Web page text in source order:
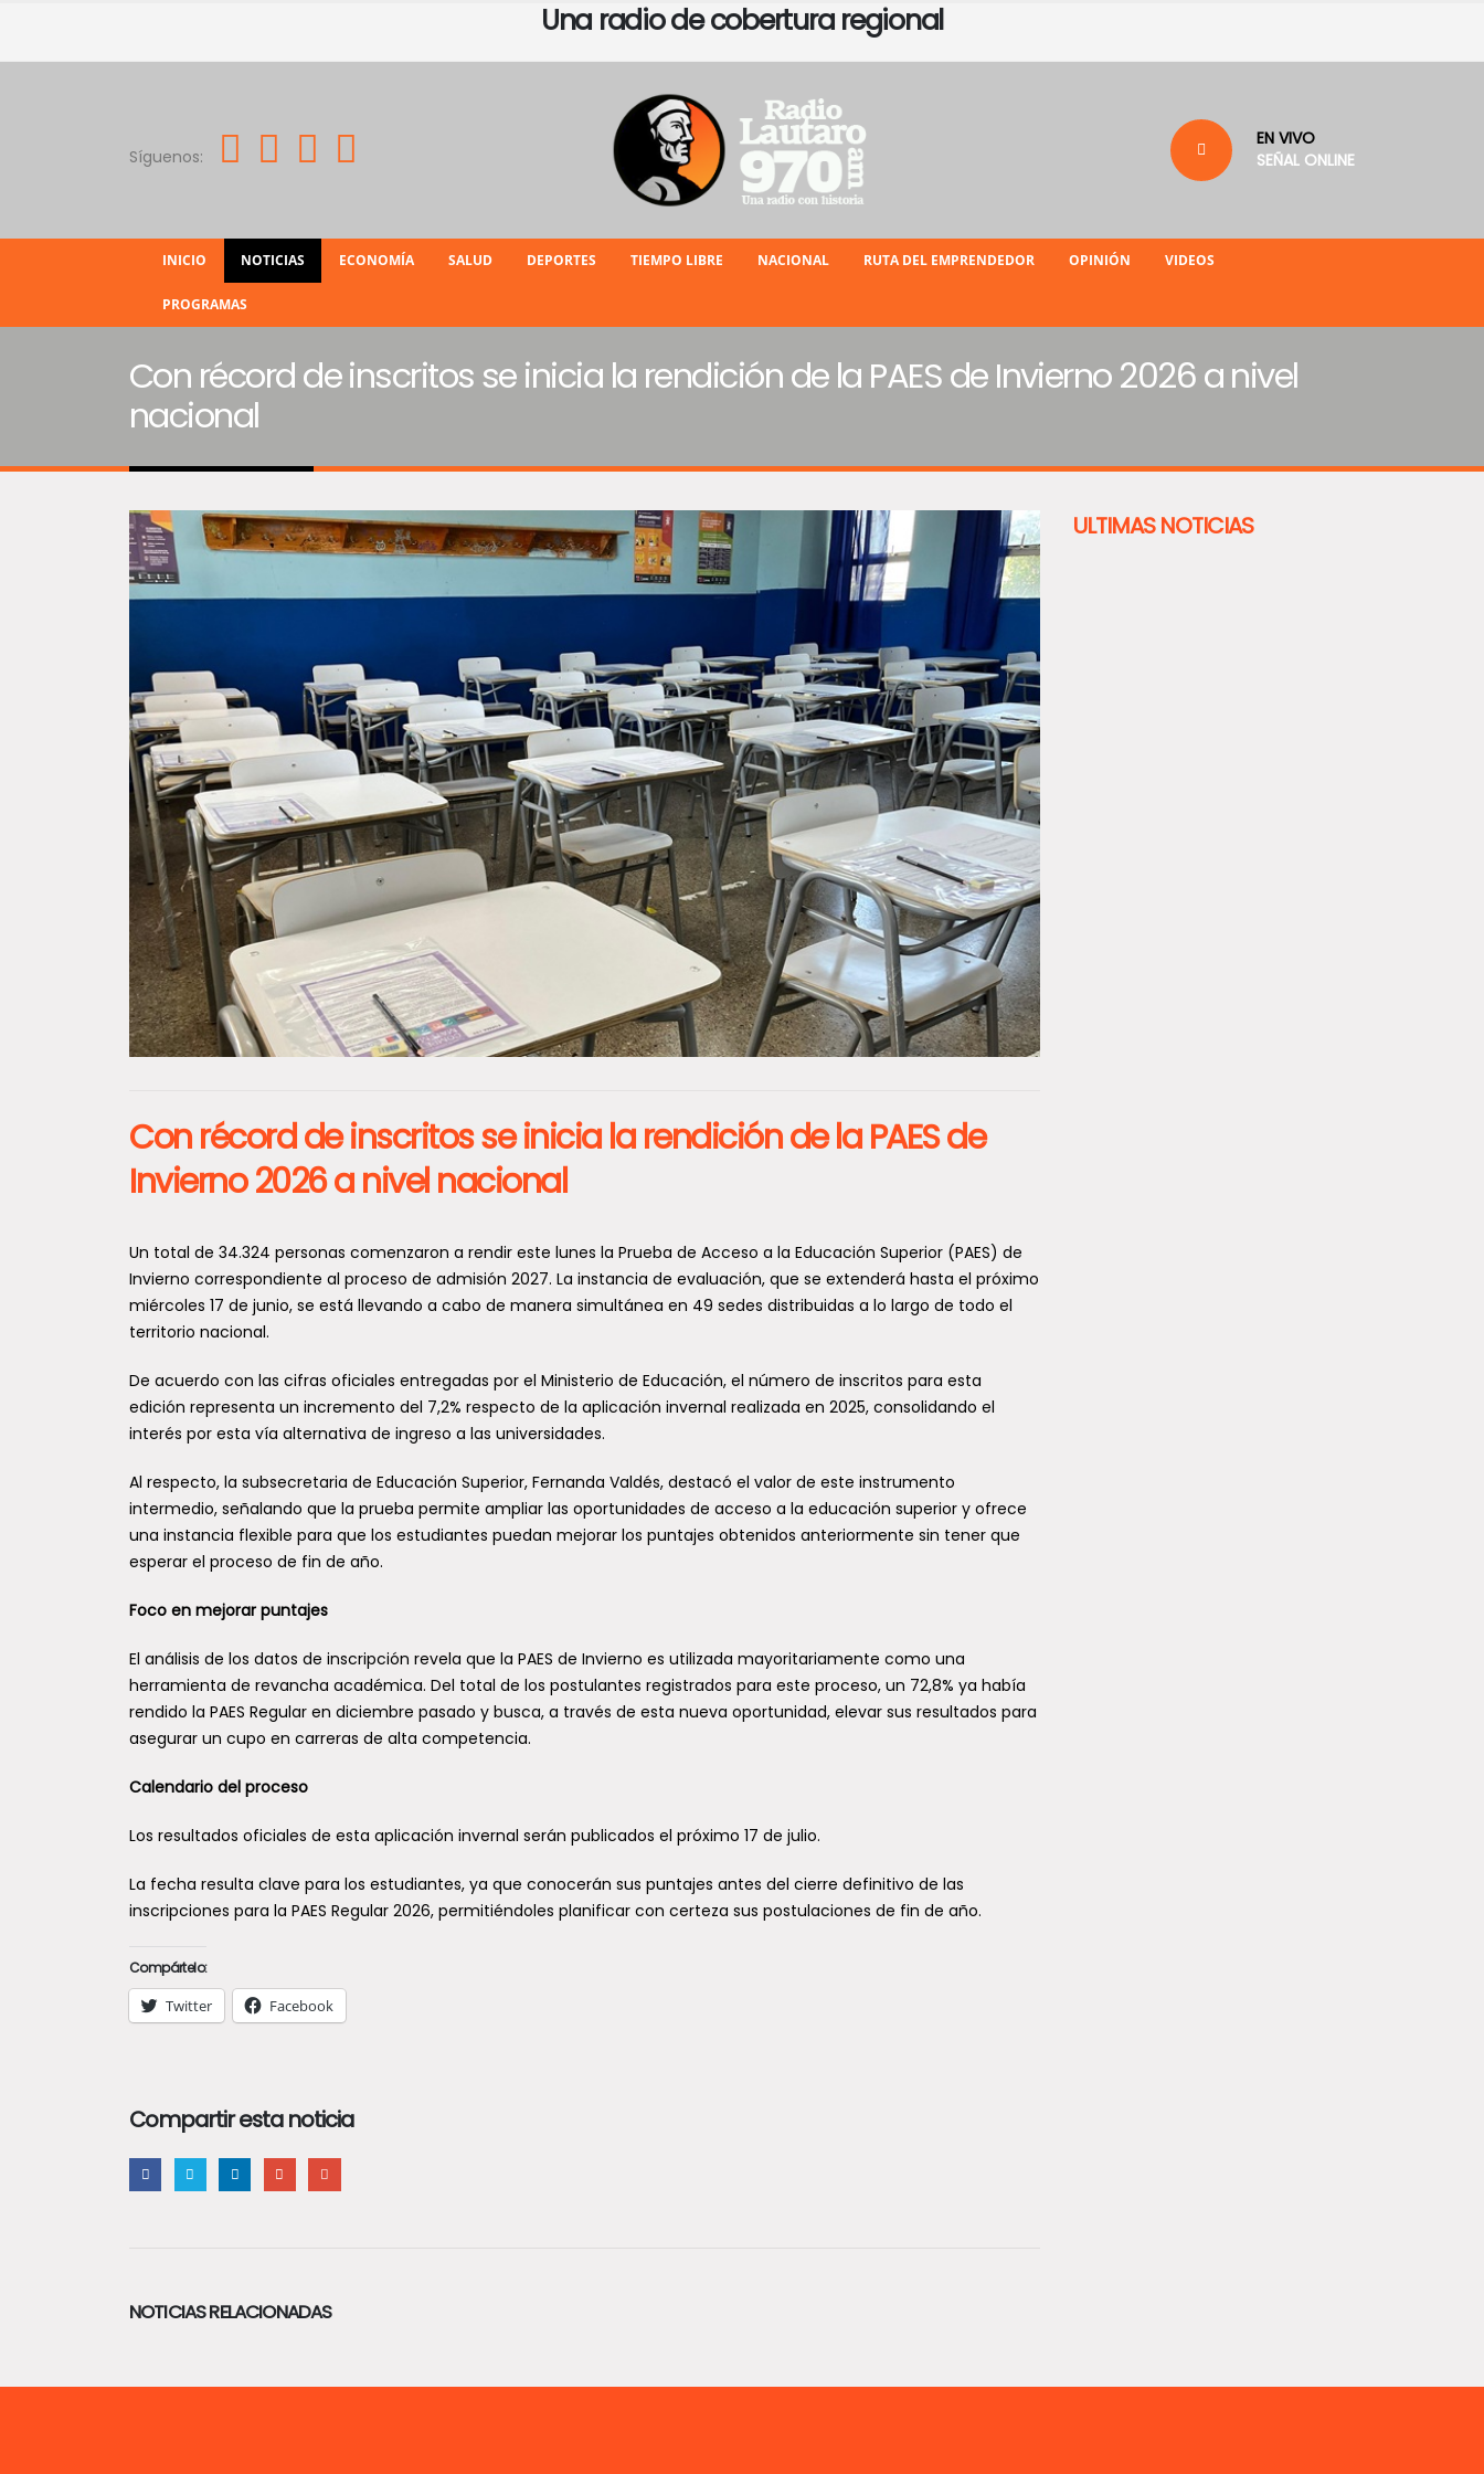
Una radio de cobertura regional
Síguenos:
EN VIVO
SEÑAL ONLINE
INICIO NOTICIAS ECONOMÍA SALUD DEPORTES TIEMPO LIBRE NACIONAL RUTA DEL EMPRENDEDOR OPINIÓN VIDEOS
PROGRAMAS
Con récord de inscritos se inicia la rendición de la PAES de Invierno 2026 a nivel
nacional
Con récord de inscritos se inicia la rendición de la PAES de
Invierno 2026 a nivel nacional
Un total de 34.324 personas comenzaron a rendir este lunes la Prueba de Acceso a la Educación Superior (PAES) de
Invierno correspondiente al proceso de admisión 2027. La instancia de evaluación, que se extenderá hasta el próximo
miércoles 17 de junio, se está llevando a cabo de manera simultánea en 49 sedes distribuidas a lo largo de todo el
territorio nacional.
De acuerdo con las cifras oficiales entregadas por el Ministerio de Educación, el número de inscritos para esta
edición representa un incremento del 7,2% respecto de la aplicación invernal realizada en 2025, consolidando el
interés por esta vía alternativa de ingreso a las universidades.
Al respecto, la subsecretaria de Educación Superior, Fernanda Valdés, destacó el valor de este instrumento
intermedio, señalando que la prueba permite ampliar las oportunidades de acceso a la educación superior y ofrece
una instancia flexible para que los estudiantes puedan mejorar los puntajes obtenidos anteriormente sin tener que
esperar el proceso de fin de año.
Foco en mejorar puntajes
El análisis de los datos de inscripción revela que la PAES de Invierno es utilizada mayoritariamente como una
herramienta de revancha académica. Del total de los postulantes registrados para este proceso, un 72,8% ya había
rendido la PAES Regular en diciembre pasado y busca, a través de esta nueva oportunidad, elevar sus resultados para
asegurar un cupo en carreras de alta competencia.
Calendario del proceso
Los resultados oficiales de esta aplicación invernal serán publicados el próximo 17 de julio.
La fecha resulta clave para los estudiantes, ya que conocerán sus puntajes antes del cierre definitivo de las
inscripciones para la PAES Regular 2026, permitiéndoles planificar con certeza sus postulaciones de fin de año.
Compártelo:
Twitter Facebook
Compartir esta noticia
NOTICIAS RELACIONADAS
ULTIMAS NOTICIAS